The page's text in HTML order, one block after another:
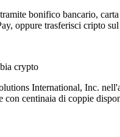
bonifico bancario,
oppure trasferisci cripto
crypto
International, Inc.
con centinaia di coppie